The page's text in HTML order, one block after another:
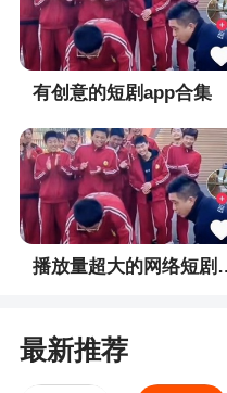
可以帮你在这里使用
具，进行你的照片编
用，直接在这里把你
有创意的短剧app合集
播放量超
最新推荐